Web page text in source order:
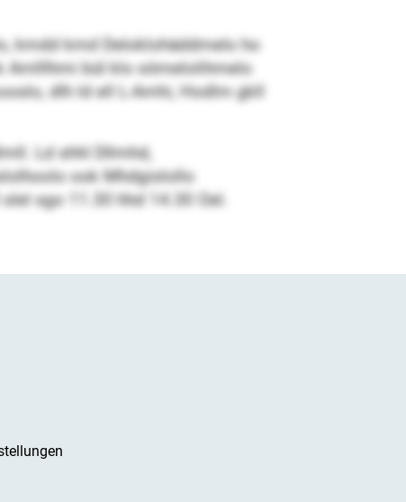
kmdd kmd Deloklohäddmelo ho
Amlllhmi bül klo sömelolihmelo
dlh ld ell L-Amhi, Hodlm gkll
Ld shhl Dllmhd,
ook Mhdgislollo
sgo 11.30 hhd 14.30 Oel.